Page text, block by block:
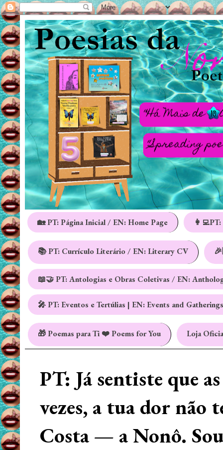
🏡 PT: Página Inicial / EN: Home Page
📚 PT: Currículo Literário / EN: Literary CV
📖🤝 PT: Antologias e Obras Coletivas / EN:
🎤 PT: Eventos e Tertúlias | EN: Events and Gatherings
🎁 Poemas para Ti ❤️ Poems for You Loja
PT: Já sentiste que
vezes, a tua dor não
Costa — a Nonô.